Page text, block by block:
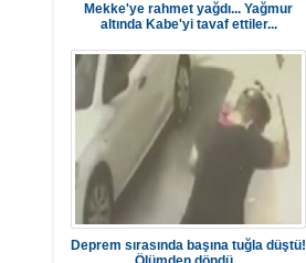
Mekke'ye rahmet yağdı... Yağmur
altında Kabe'yi tavaf ettiler...
Deprem sırasında başına tuğla düştü!